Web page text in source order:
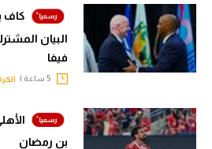
كاف
البيان
فيفا
بن رمضان